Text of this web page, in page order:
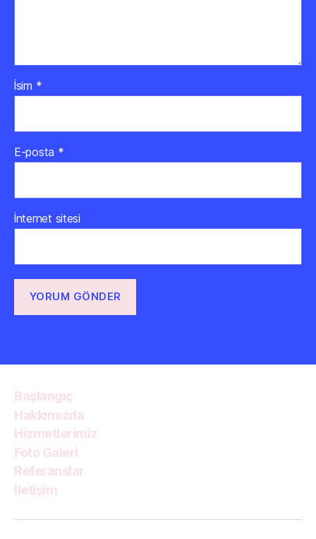
İsim *
E-posta *
İnternet sitesi
Başlangıç
Hakkımızda
Hizmetlerimiz
Foto Galeri
Referanslar
İletişim